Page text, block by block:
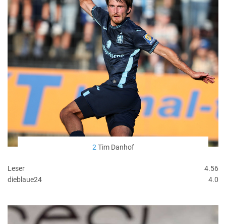
2 Tim Danhof
Leser
4.56
dieblaue24
4.0